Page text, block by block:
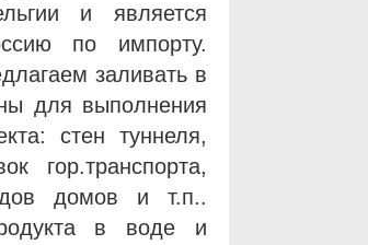
и является
по импорту.
заливать в
для выполнения
стен туннеля,
гор.транспорта,
домов и т.п..
в воде и